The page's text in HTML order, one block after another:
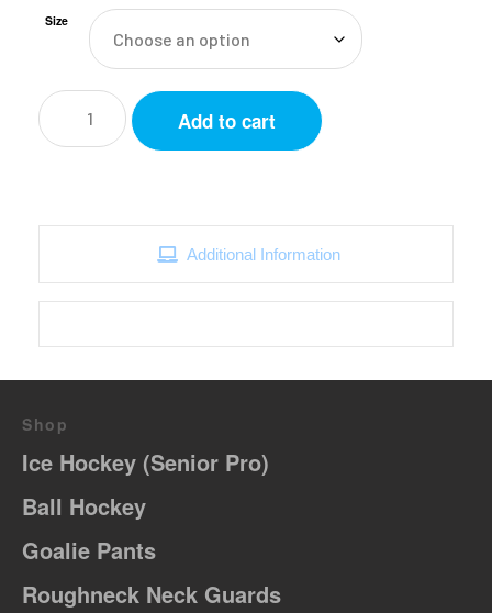
Size
Chandail
Passau
Hockey
bleu
Add to cart
Additional Information
Shop
Ice Hockey (Senior Pro)
Ball Hockey
Goalie Pants
Roughneck Neck Guards